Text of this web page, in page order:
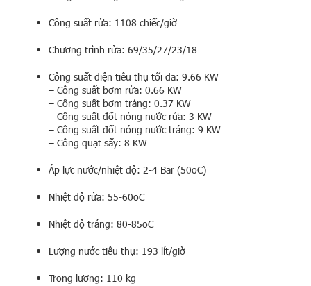
Công suất rửa: 1108 chiếc/giờ
Chương trình rửa: 69/35/27/23/18
Công suất điện tiêu thụ tối đa: 9.66 KW
– Công suất bơm rửa: 0.66 KW
– Công suất bơm tráng: 0.37 KW
– Công suất đốt nóng nước rửa: 3 KW
– Công suất đốt nóng nước tráng: 9 KW
– Công quạt sấy: 8 KW
Áp lực nước/nhiệt độ: 2-4 Bar (50oC)
Nhiệt độ rửa: 55-60oC
Nhiệt độ tráng: 80-85oC
Lượng nước tiêu thụ: 193 lít/giờ
Trọng lượng: 110 kg